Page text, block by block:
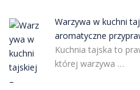
Warzywa w kuchni
aromatyczne
Kuchnia tajska to
której warzywa …